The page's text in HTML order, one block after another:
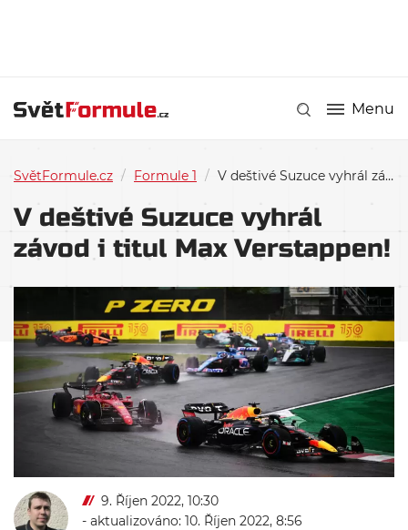
Menu
SvětFormule.cz / Formule 1 / V deštivé Suzuce vyhrál závod i titul Max Verstappen!
V deštivé Suzuce vyhrál
závod i titul Max Verstappen!
9. Říjen 2022, 10:30
- aktualizováno: 10. Říjen 2022, 8:56